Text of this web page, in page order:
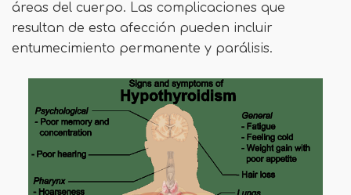
áreas del cuerpo. Las complicaciones que
resultan de esta afección pueden incluir
entumecimiento permanente y parálisis.